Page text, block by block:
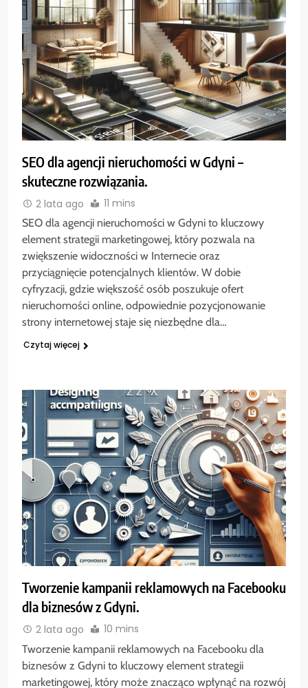
SEO dla agencji nieruchomości w Gdyni –
skuteczne rozwiązania.
2 lata ago 11 mins
SEO dla agencji nieruchomości w Gdyni to kluczowy
element strategii marketingowej, który pozwala na
zwiększenie widoczności w Internecie oraz
przyciągnięcie potencjalnych klientów. W dobie
cyfryzacji, gdzie większość osób poszukuje ofert
nieruchomości online, odpowiednie pozycjonowanie
strony internetowej staje się niezbędne dla…
Czytaj więcej
Tworzenie kampanii reklamowych na Facebooku
dla biznesów z Gdyni.
2 lata ago 10 mins
Tworzenie kampanii reklamowych na Facebooku dla
biznesów z Gdyni to kluczowy element strategii
marketingowej, który może znacząco wpłynąć na rozwój